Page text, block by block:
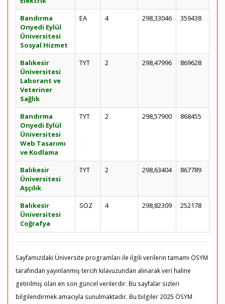
Bandırma
Onyedi Eylül
Üniversitesi
Sosyal Hizmet
EA 4 298,33046 359438
Balıkesir
Üniversitesi
Laborant ve
Veteriner
Sağlık
TYT 2 298,47996 869628
Bandırma
Onyedi Eylül
Üniversitesi
Web Tasarımı
ve Kodlama
TYT 2 298,57900 868455
Balıkesir
Üniversitesi
Aşçılık
TYT 2 298,63404 867789
Balıkesir
Üniversitesi
Coğrafya
SÖZ 4 298,82309 252178
Sayfamızdaki Üniversite programları ile ilgili verilerin tamamı ÖSYM
tarafından yayınlanmış tercih kılavuzundan alınarak veri haline
getirilmiş olan en son güncel verilerdir. Bu sayfalar sizleri
bilgilendirmek amacıyla sunulmaktadır. Bu bilgiler 2025 ÖSYM